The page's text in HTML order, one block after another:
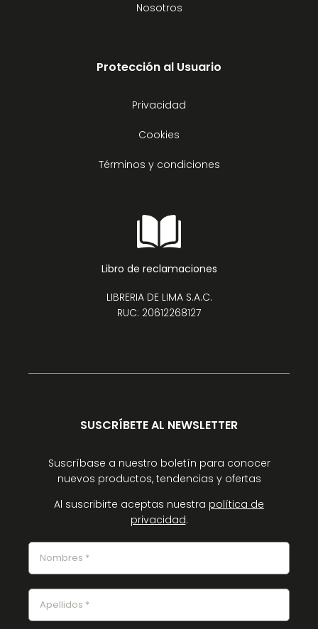
Nosotros
Protección al Usuario
Privacidad
Cookies
Términos y condiciones
Libro de reclamaciones
LIBRERIA DE LIMA S.A.C.
RUC: 20612268127
SUSCRÍBETE AL NEWSLETTER
Suscríbase a nuestro boletín para conocer
nuevos productos, tendencias y ofertas
Al suscribirte aceptas nuestra política de
privacidad.